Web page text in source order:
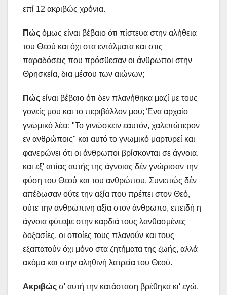
επί 12 ακριβώς χρόνια.
Πώς όμως είναι βέβαιο ότι πίστευα στην αλήθεια
του Θεού και όχι στα εντάλματα και στις
παραδόσεις που πρόσθεσαν οι άνθρωποι στην
Θρησκεία, δια μέσου των αιώνων;
Πώς είναι βέβαιο ότι δεν πλανήθηκα μαζί με τους
γονείς μου και το περιβάλλον μου; Ένα αρχαίο
γνωμικό λέει: "Το γινώσκειν εαυτόν, χαλεπώτερον
εν ανθρώποις" και αυτό το γνωμικό μαρτυρεί και
φανερώνει ότι οι άνθρωποι βρίσκονται σε άγνοια.
και εξ' αιτίας αυτής της άγνοιας δέν γνώρισαν την
φύση του Θεού και του ανθρώπου. Συνεπώς δέν
απέδωσαν ούτε την αξία που πρέπει στον Θεό,
ούτε την ανθρώπινη αξία στον άνθρωπο, επειδή η
άγνοια φύτεψε στην καρδιά τους λανθασμένες
δοξασίες, οι οποίες τους πλανούν και τους
εξαπατούν όχι μόνο στα ζητήματα της ζωής, αλλά
ακόμα και στην αληθινή λατρεία του Θεού.
Ακριβώς σ' αυτή την κατάσταση βρέθηκα κι' εγώ,